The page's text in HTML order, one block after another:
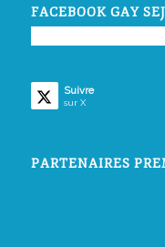
FACEBOOK GAY
Suivre
sur X
PARTENAIRES